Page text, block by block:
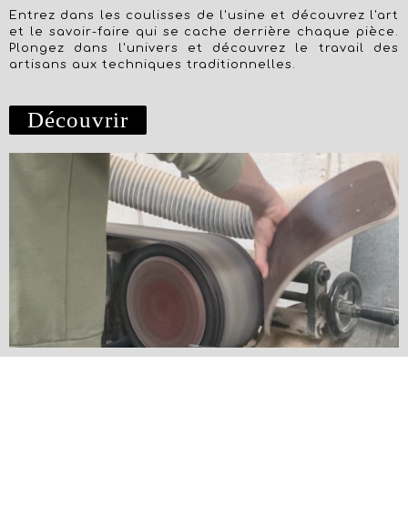
Entrez dans les coulisses de l'usine et découvrez l'art
et le savoir-faire qui se cache derrière chaque pièce.
Plongez dans l'univers et découvrez le travail des
artisans aux techniques traditionnelles.
Découvrir